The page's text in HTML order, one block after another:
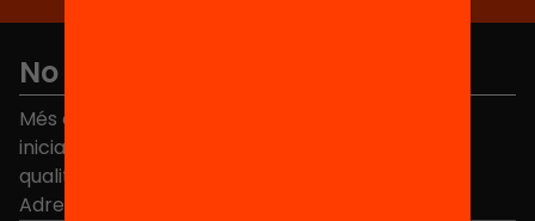
No et perdis res
Més de 40.000 persones ja han triat Equitat. Rep
iniciatives, propostes i projectes per millorar la
qualitat de l'educació a Catalunya.
Adreça electrònica